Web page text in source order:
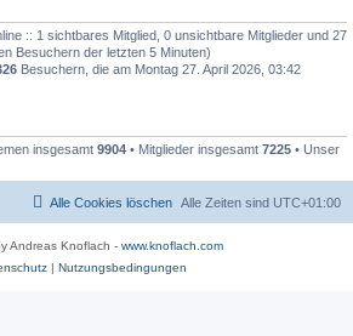
:: 1 sichtbares Mitglied, 0 unsichtbare Mitglieder und 27
Besuchern der letzten 5 Minuten)
Besuchern, die am Montag 27. April 2026, 03:42
insgesamt 9904 • Mitglieder insgesamt 7225 • Unser
Alle Zeiten sind UTC+01:00
Alle Cookies löschen
Andreas Knoflach - www.knoflach.com
| Nutzungsbedingungen